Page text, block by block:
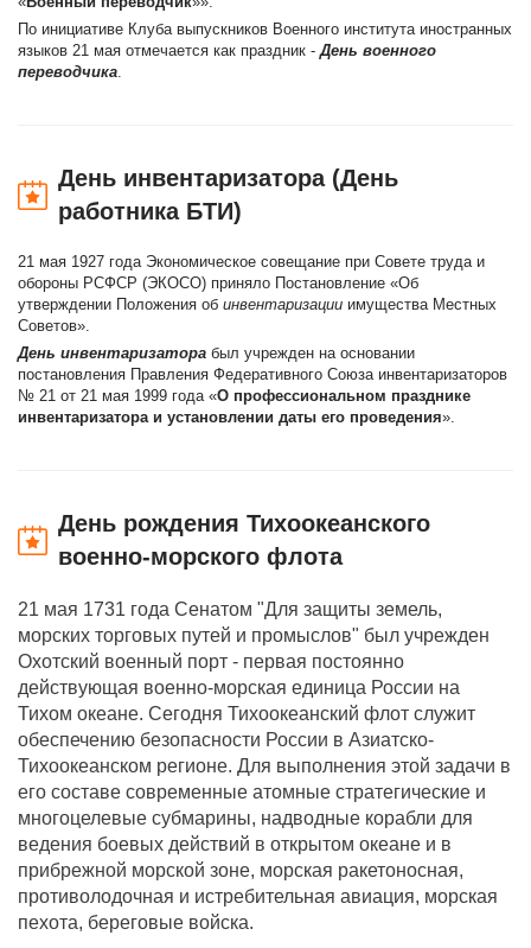
По инициативе Клуба выпускников Военного института иностранных
языков 21 мая отмечается как праздник -День военного
переводчика.
День инвентаризатора (День
работника БТИ)
21 мая 1927 года Экономическое совещание при Совете труда и
обороны РСФСР (ЭКОСО) приняло Постановление «Об
утверждении Положения об инвентаризации имущества Местных
Советов».
День инвентаризатора был учрежден на основании
постановления Правления Федеративного Союза инвентаризаторов
№ 21 от 21 мая 1999 года «О профессиональном празднике
инвентаризатора и установлении даты его проведения».
День рождения Тихоокеанского
военно-морского флота
21 мая 1731 года Сенатом "Для защиты земель,
морских торговых путей и промыслов" был учрежден
Охотский военный порт - первая постоянно
действующая военно-морская единица России на
Тихом океане. Сегодня Тихоокеанский флот служит
обеспечению безопасности России в Азиатско-
Тихоокеанском регионе. Для выполнения этой задачи в
его составе современные атомные стратегические и
многоцелевые субмарины, надводные корабли для
ведения боевых действий в открытом океане и в
прибрежной морской зоне, морская ракетоносная,
противолодочная и истребительная авиация, морская
пехота, береговые войска.